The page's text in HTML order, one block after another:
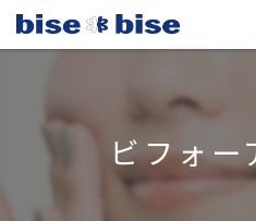
ビフォー